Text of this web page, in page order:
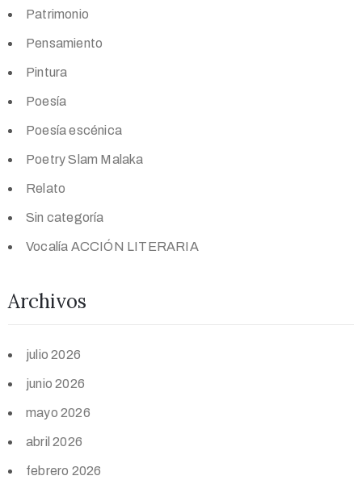
Patrimonio
Pensamiento
Pintura
Poesía
Poesía escénica
Poetry Slam Malaka
Relato
Sin categoría
Vocalía ACCIÓN LITERARIA
Archivos
julio 2026
junio 2026
mayo 2026
abril 2026
febrero 2026